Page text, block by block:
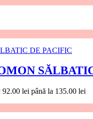
lei până la 135.00 lei